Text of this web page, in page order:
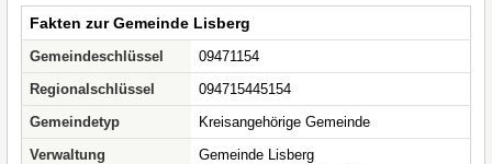
Fakten zur Gemeinde Lisberg
Gemeindeschlüssel
09471154
Regionalschlüssel
094715445154
Gemeindetyp
Kreisangehörige Gemeinde
Verwaltung
Gemeinde Lisberg